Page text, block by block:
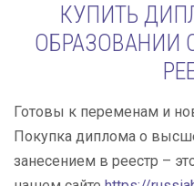
КУПИТЬ
ОБРАЗОВАНИИ
Готовы к переменам и
Покупка диплома о
занесением в реестр –